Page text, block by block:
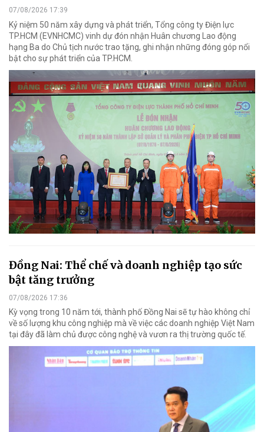
07/08/2026 17:39
Kỷ niệm 50 năm xây dựng và phát triển, Tổng công ty Điện lực
TP.HCM (EVNHCMC) vinh dự đón nhận Huân chương Lao động
hạng Ba do Chủ tịch nước trao tặng, ghi nhận những đóng góp nổi
bật cho sự phát triển của TP.HCM.
Đồng Nai: Thể chế và doanh nghiệp tạo sức
bật tăng trưởng
07/08/2026 17:36
Kỳ vọng trong 10 năm tới, thành phố Đồng Nai sẽ tự hào không chỉ
về số lượng khu công nghiệp mà về việc các doanh nghiệp Việt Nam
tại đây đã làm chủ được công nghệ và vươn ra thị trường quốc tế.